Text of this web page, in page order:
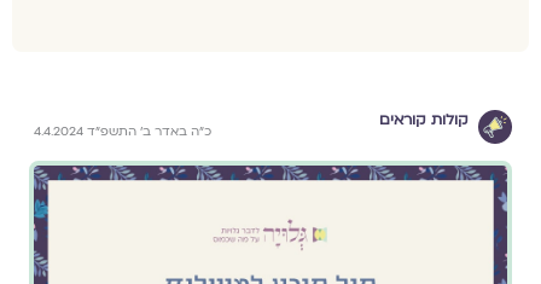
קולות קוראים
כ״ה באדר ב׳ התשפ״ד 4.4.2024